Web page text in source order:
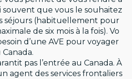
souvent que vous le souhaitez
séjours (habituellement pour
de six mois à la fois). Vo
d’une AVE pour voyager
pas l’entrée au Canada. À
agent des services frontaliers